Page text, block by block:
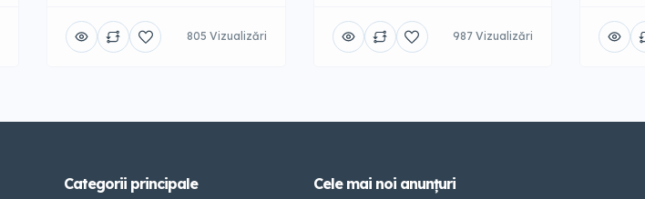
805 Vizualizări 987 Vizualizări
Categorii principale Cele mai noi anunțuri